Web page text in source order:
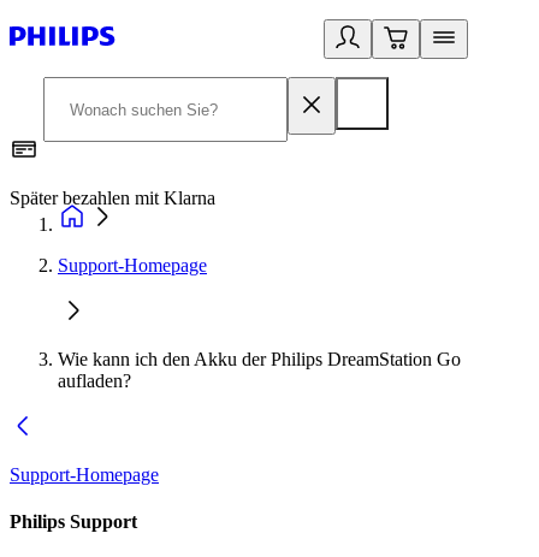
Später bezahlen mit Klarna
Support-Homepage
Wie kann ich den Akku der Philips DreamStation Go
aufladen?
Support-Homepage
Philips Support